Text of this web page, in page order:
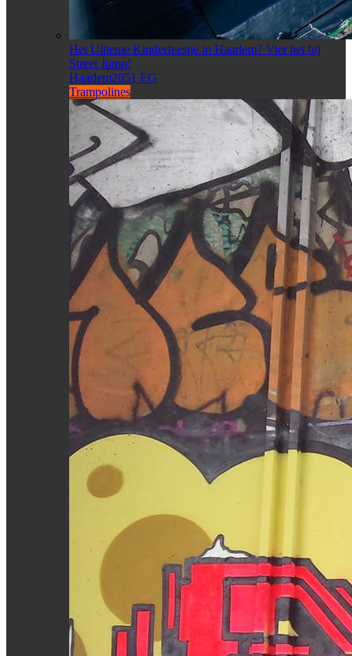
Het Ultieme Kinderfeestje in Haarlem? Vier het bij
Street Jump!
Haarlem2051 EG
Trampolines